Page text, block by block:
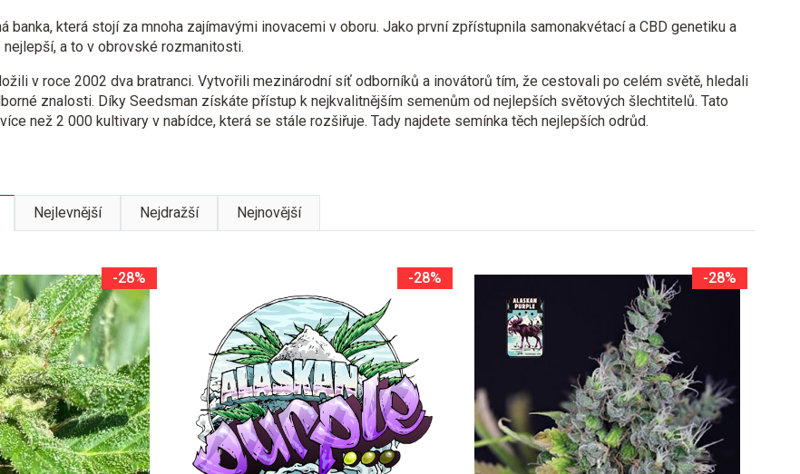
banka, která stojí za mnoha zajímavými inovacemi v oboru. Jako první zpřístupnila samonakvétací a CBD genetiku a
a to v obrovské rozmanitosti.
v roce 2002 dva bratranci. Vytvořili mezinárodní síť odborníků a inovátorů tím, že cestovali po celém světě, hledali
znalosti. Díky Seedsman získáte přístup k nejkvalitnějším semenům od nejlepších světových šlechtitelů. Tato
než 2 000 kultivary v nabídce, která se stále rozšiřuje. Tady najdete semínka těch nejlepších odrůd.
Nejlevnější Nejdražší Nejnovější
-28% -28% -28%